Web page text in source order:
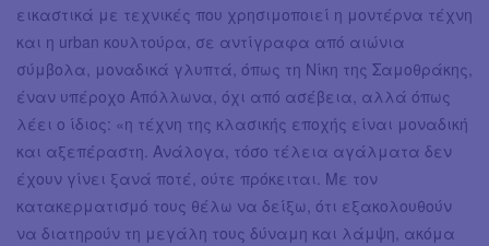
εικαστικά με τεχνικές που χρησιμοποιεί η μοντέρνα τέχνη
και η urban κουλτούρα, σε αντίγραφα από αιώνια
σύμβολα, μοναδικά γλυπτά, όπως τη Νίκη της Σαμοθράκης,
έναν υπέροχο Απόλλωνα, όχι από ασέβεια, αλλά όπως
λέει ο ίδιος: «η τέχνη της κλασικής εποχής είναι μοναδική
και αξεπέραστη. Ανάλογα, τόσο τέλεια αγάλματα δεν
έχουν γίνει ξανά ποτέ, ούτε πρόκειται. Με τον
κατακερματισμό τους θέλω να δείξω, ότι εξακολουθούν
να διατηρούν τη μεγάλη τους δύναμη και λάμψη, ακόμα